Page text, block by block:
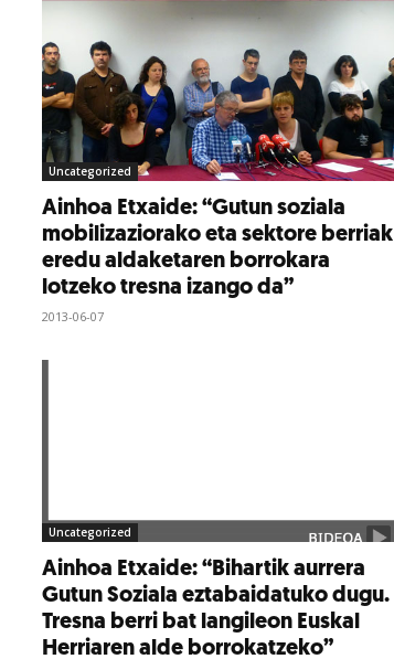
Uncategorized
Ainhoa Etxaide: “Gutun soziala
mobilizaziorako eta sektore berriak
eredu aldaketaren borrokara
lotzeko tresna izango da”
2013-06-07
Uncategorized
Ainhoa Etxaide: “Bihartik aurrera
Gutun Soziala eztabaidatuko dugu.
Tresna berri bat langileon Euskal
Herriaren alde borrokatzeko”